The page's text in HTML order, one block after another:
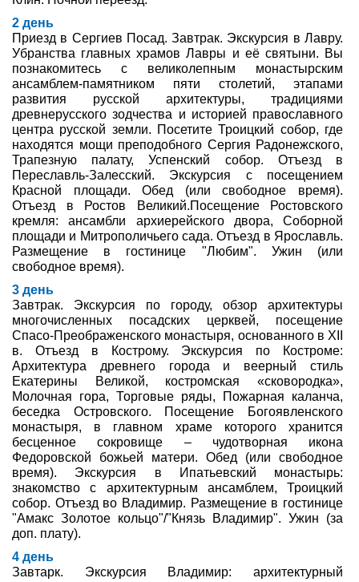
2 день
Приезд в Сергиев Посад. Завтрак. Экскурсия в Лавру.
Убранства главных храмов Лавры и её святыни. Вы
познакомитесь с великолепным монастырским
ансамблем-памятником пяти столетий, этапами
развития русской архитектуры, традициями
древнерусского зодчества и историей православного
центра русской земли. Посетите Троицкий собор, где
находятся мощи преподобного Сергия Радонежского,
Трапезную палату, Успенский собор. Отъезд в
Переславль-Залесский. Экскурсия с посещением
Красной площади. Обед (или свободное время).
Отъезд в Ростов Великий.Посещение Ростовского
кремля: ансамбли архиерейского двора, Соборной
площади и Митрополичьего сада. Отъезд в Ярославль.
Размещение в гостинице "Любим". Ужин (или
свободное время).
3 день
Завтрак. Экскурсия по городу, обзор архитектуры
многочисленных посадских церквей, посещение
Спасо-Преображенского монастыря, основанного в XII
в. Отъезд в Кострому. Экскурсия по Костроме:
Архитектура древнего города и веерный стиль
Екатерины Великой, костромская «сковородка»,
Молочная гора, Торговые ряды, Пожарная каланча,
беседка Островского. Посещение Богоявленского
монастыря, в главном храме которого хранится
бесценное сокровище – чудотворная икона
Федоровской божьей матери. Обед (или свободное
время). Экскурсия в Ипатьевский монастырь:
знакомство с архитектурным ансамблем, Троицкий
собор. Отъезд во Владимир. Размещение в гостинице
"Амакс Золотое кольцо"/"Князь Владимир". Ужин (за
доп. плату).
4 день
Завтарк. Экскурсия Владимир: архитектурный